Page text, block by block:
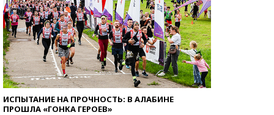
ИСПЫТАНИЕ НА ПРОЧНОСТЬ: В АЛАБИНЕ
ПРОШЛА «ГОНКА ГЕРОЕВ»